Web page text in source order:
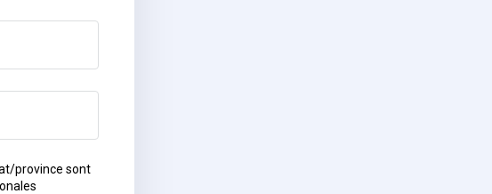
province sont